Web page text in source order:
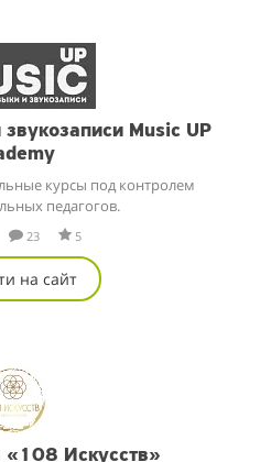
Music UP
курсы под контролем
педагогов.
23 5
на сайт
Искусств»